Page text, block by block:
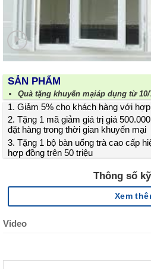
SẢN PHẨM
Quà tặng khuyến mạiáp dụng từ 10/
1. Giảm 5% cho khách hàng với
2. Tặng 1 mã giảm giá trị giá
đặt hàng trong thời gian khuyến mại
3. Tặng 1 bộ bàn uống trà cao cấp
hợp đồng trên 50 triệu
Thông số
Xem
Video